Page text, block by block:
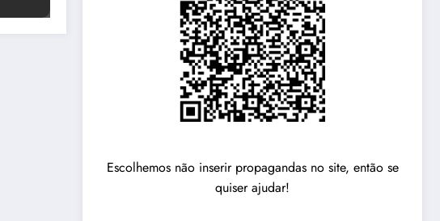
Escolhemos não inserir propagandas no site, então se
quiser ajudar!